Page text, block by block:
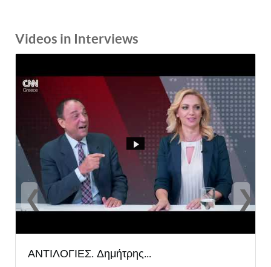
Videos in Interviews
ΑΝΤΙΛΟΓΙΕΣ. Δημήτρης...
❮ ❯